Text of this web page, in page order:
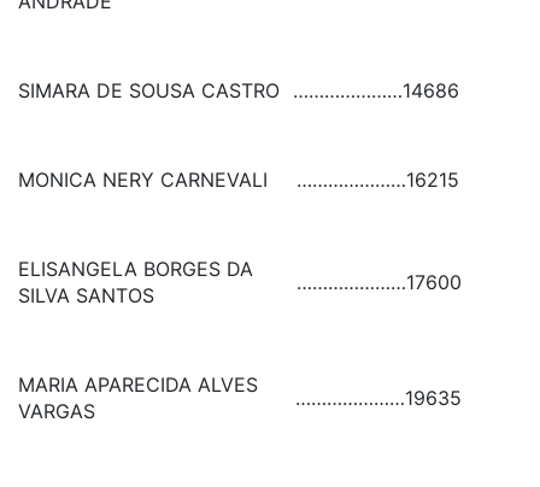
SIMARA DE SOUSA CASTRO …………………14686
MONICA NERY CARNEVALI …………………16215
ELISANGELA BORGES DA
SILVA SANTOS
…………………17600
MARIA APARECIDA ALVES
VARGAS
…………………19635